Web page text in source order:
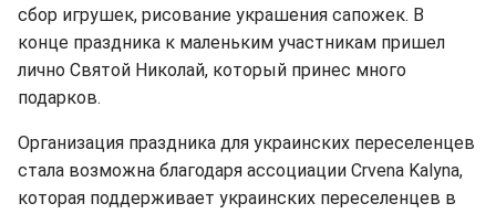
сбор игрушек, рисование украшения сапожек. В
конце праздника к маленьким участникам пришел
лично Святой Николай, который принес много
подарков.
Организация праздника для украинских переселенцев
стала возможна благодаря ассоциации Crvena Kalyna,
которая поддерживает украинских переселенцев в